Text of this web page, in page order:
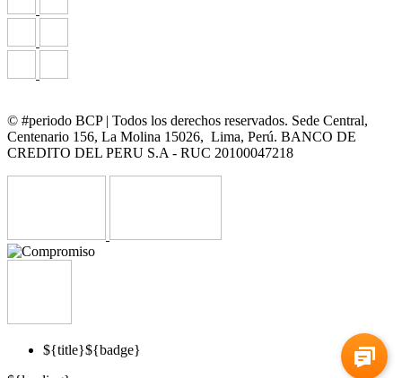
© #periodo BCP | Todos los derechos reservados. Sede Central,
Centenario 156, La Molina 15026, Lima, Perú. BANCO DE
CREDITO DEL PERU S.A - RUC 20100047218
${title}${badge}